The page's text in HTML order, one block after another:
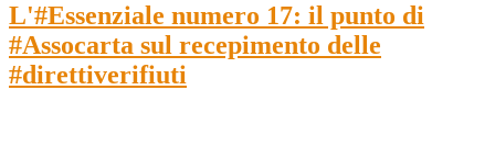
L'#Essenziale numero 17: il punto di
#Assocarta sul recepimento delle
#direttiverifiuti